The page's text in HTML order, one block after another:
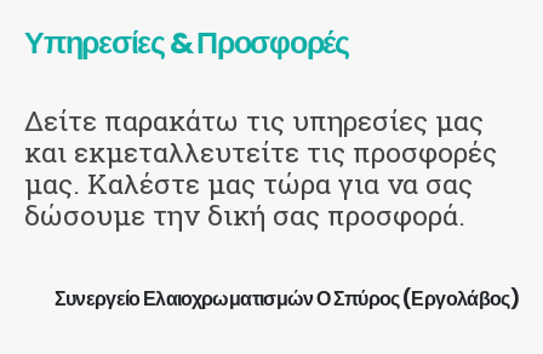
Υπηρεσίες & Προσφορές
Δείτε παρακάτω τις υπηρεσίες μας
και εκμεταλλευτείτε τις προσφορές
μας. Καλέστε μας τώρα για να σας
δώσουμε την δική σας προσφορά.
Συνεργείο Ελαιοχρωματισμών Ο Σπύρος (Εργολάβος)